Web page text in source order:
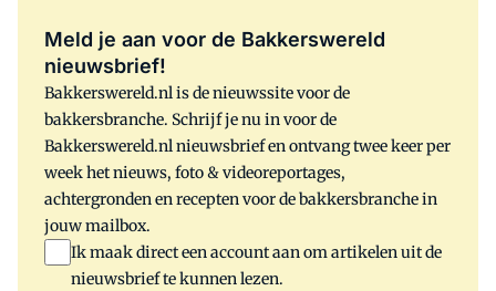
Meld je aan voor de Bakkerswereld
nieuwsbrief!
Bakkerswereld.nl is de nieuwssite voor de
bakkersbranche. Schrijf je nu in voor de
Bakkerswereld.nl nieuwsbrief en ontvang twee keer per
week het nieuws, foto & videoreportages,
achtergronden en recepten voor de bakkersbranche in
jouw mailbox.
Ik maak direct een account aan om artikelen uit de
nieuwsbrief te kunnen lezen.